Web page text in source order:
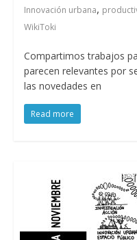
Innovación urbana,
WikiToki
Compartimos trabajos
parecen relevantes por
las novedades en
Read more